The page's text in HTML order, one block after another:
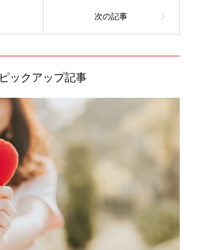
ピックアップ記事